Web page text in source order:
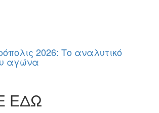
2026: Το αναλυτικό
αγώνα
ΕΔΩ